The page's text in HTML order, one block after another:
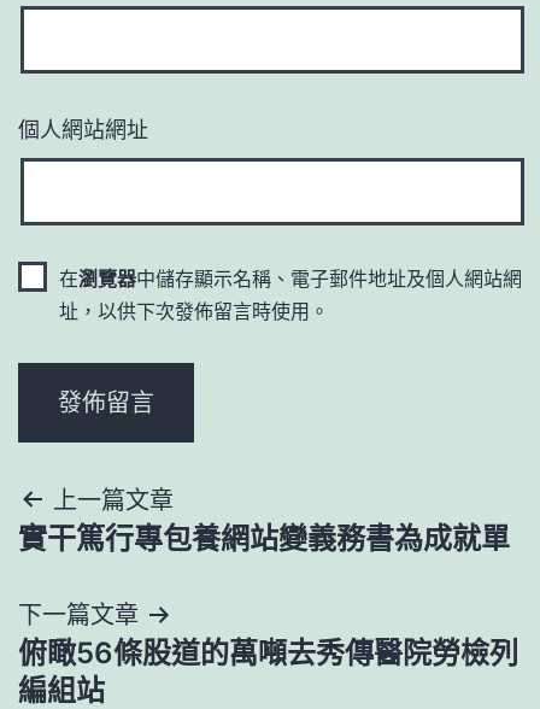
個人網站網址
在瀏覽器中儲存顯示名稱、電子郵件地址及個人網站網
址，以供下次發佈留言時使用。
文
章
導
覽
上一篇文章
實干篤行專包養網站變義務書為成就單
下一篇文章
俯瞰56條股道的萬噸去秀傳醫院勞檢列
編組站